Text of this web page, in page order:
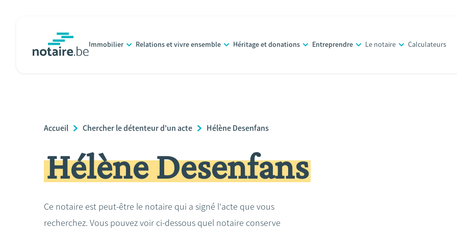
principal
Immobilier Relations et vivre ensemble Héritage et donations Entreprendre Le notaire Calculateurs
Breadcrumb
Accueil Chercher le détenteur d'un acte Hélène Desenfans
Hélène Desenfans
Ce notaire est peut-être le notaire qui a signé l'acte que vous
recherchez. Vous pouvez voir ci-dessous quel notaire conserve